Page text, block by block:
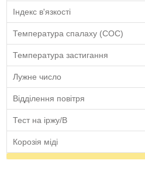
Індекс в'язкості
Температура спалаху (COC)
Температура застигання
Лужне число
Відділення повітря
Тест на іржу/В
Корозія міді